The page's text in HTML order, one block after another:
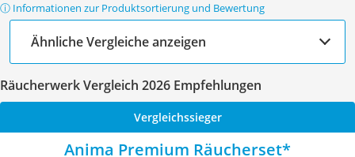
ⓘ Informationen zur Produktsortierung und Bewertung
Ähnliche Vergleiche anzeigen
Räucherwerk Vergleich 2026 Empfehlungen
Vergleichssieger
Anima Premium Räucherset